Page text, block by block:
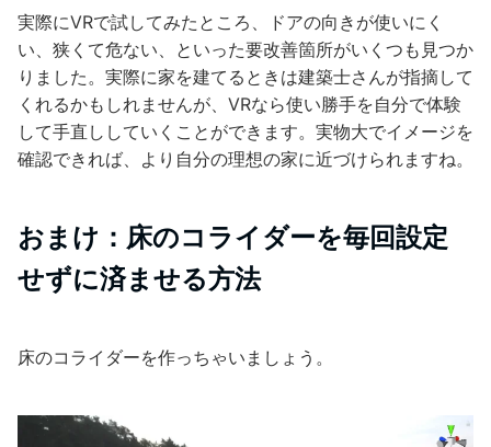
実際にVRで試してみたところ、ドアの向きが使いにく
い、狭くて危ない、といった要改善箇所がいくつも見つか
りました。実際に家を建てるときは建築士さんが指摘して
くれるかもしれませんが、VRなら使い勝手を自分で体験
して手直ししていくことができます。実物大でイメージを
確認できれば、より自分の理想の家に近づけられますね。
おまけ：床のコライダーを毎回設定
せずに済ませる方法
床のコライダーを作っちゃいましょう。